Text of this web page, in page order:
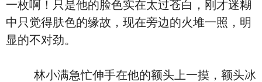
一枚啊！只是他的脸色实在太过苍白，刚才迷糊
中只觉得肤色的缘故，现在旁边的火堆一照，明
显的不对劲。
林小满急忙伸手在他的额头上一摸，额头冰